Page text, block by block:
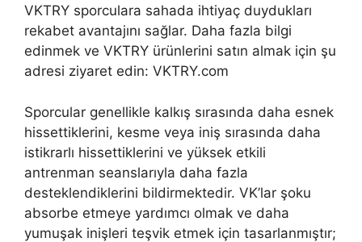
VKTRY sporculara sahada ihtiyaç duydukları
rekabet avantajını sağlar. Daha fazla bilgi
edinmek ve VKTRY ürünlerini satın almak için şu
adresi ziyaret edin: VKTRY.com
Sporcular genellikle kalkış sırasında daha esnek
hissettiklerini, kesme veya iniş sırasında daha
istikrarlı hissettiklerini ve yüksek etkili
antrenman seanslarıyla daha fazla
desteklendiklerini bildirmektedir. VK’lar şoku
absorbe etmeye yardımcı olmak ve daha
yumuşak inişleri teşvik etmek için tasarlanmıştır;